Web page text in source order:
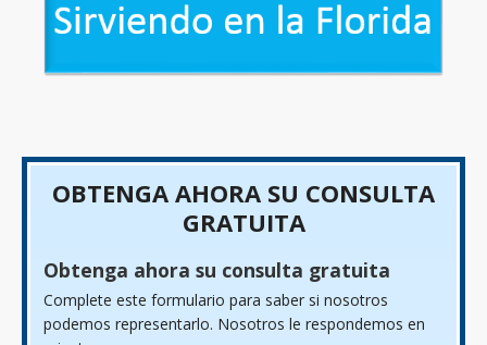
OBTENGA AHORA SU CONSULTA
GRATUITA
Obtenga ahora su consulta gratuita
Complete este formulario para saber si nosotros
podemos representarlo. Nosotros le respondemos en